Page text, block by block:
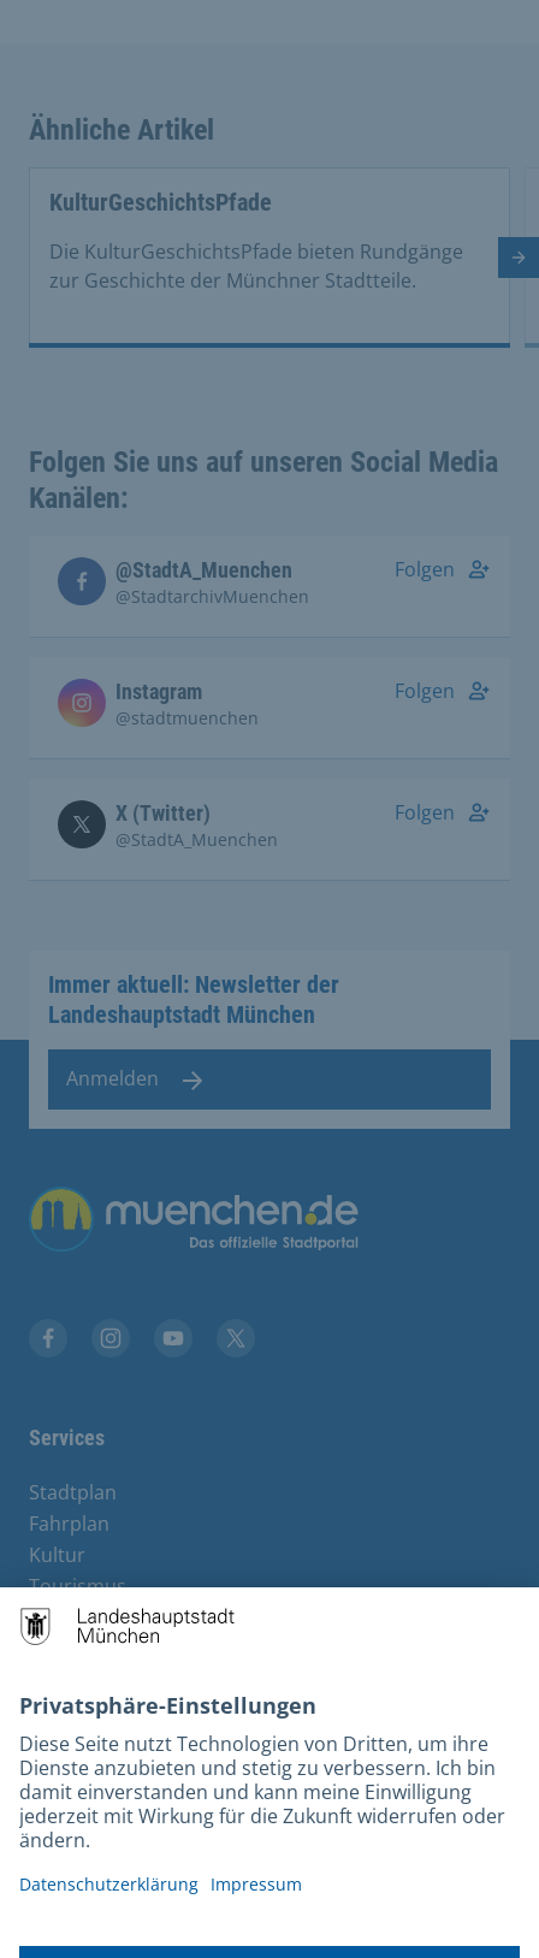
Ähnliche Artikel
KulturGeschichtsPfade
Die KulturGeschichtsPfade bieten Rundgänge
zur Geschichte der Münchner Stadtteile.
Folgen Sie uns auf unseren Social Media
Kanälen:
@StadtA_Muenchen
@StadtarchivMuenchen
Folgen
Instagram
@stadtmuenchen
Folgen
X (Twitter)
@StadtA_Muenchen
Folgen
Immer aktuell: Newsletter der
Landeshauptstadt München
Anmelden
Services
Stadtplan
Fahrplan
Kultur
Tourismus
M-Strom
Bürgerservice
Kontakt
Barrierefreiheit
Leichte Sprache
Gebärdensprache
Kontakt